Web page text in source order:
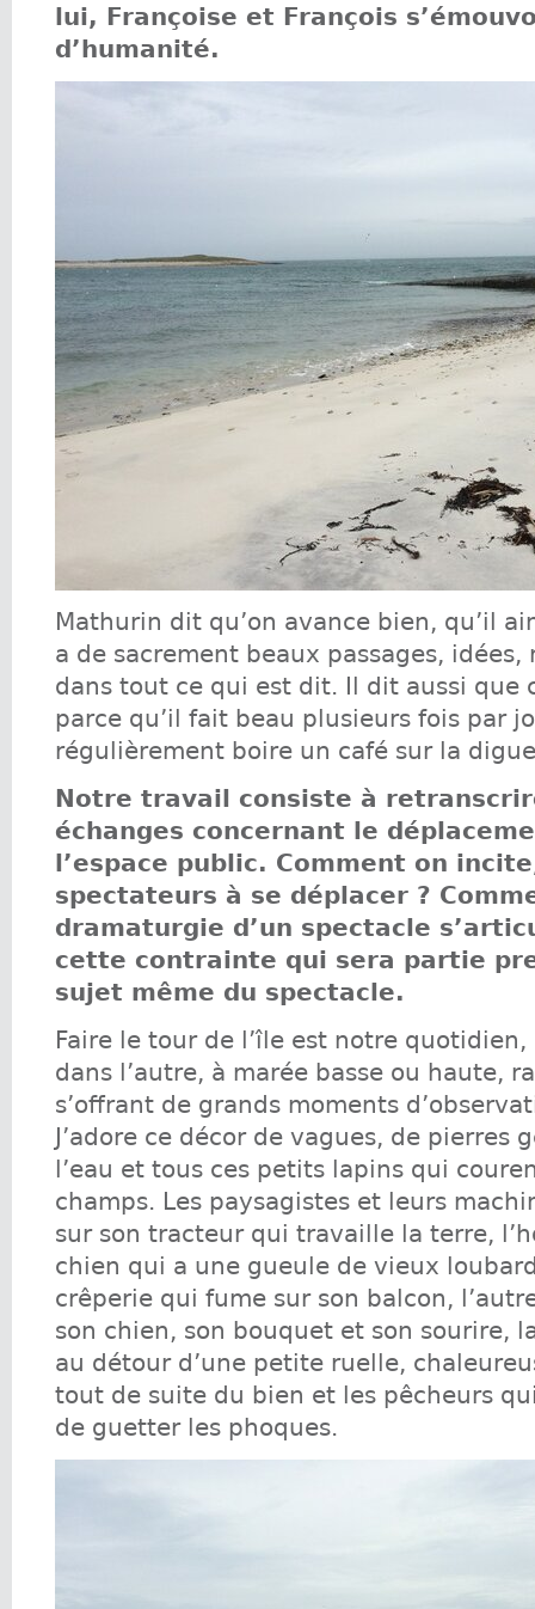
lui, Françoise et François
d’humanité.
Mathurin dit qu’on avance bien, qu’il
a de sacrement beaux passages,
dans tout ce qui est dit. Il dit aussi que
parce qu’il fait beau plusieurs fois par
régulièrement boire un café sur la
Notre travail consiste à
échanges concernant le
l’espace public. Comment on
spectateurs à se déplacer ?
dramaturgie d’un spectacle
cette contrainte qui sera partie
sujet même du spectacle.
Faire le tour de l’île est notre quotidien,
dans l’autre, à marée basse ou haute,
s’offrant de grands moments
J’adore ce décor de vagues, de pierres
l’eau et tous ces petits lapins qui
champs. Les paysagistes et leurs
sur son tracteur qui travaille la terre,
chien qui a une gueule de vieux
crêperie qui fume sur son balcon,
son chien, son bouquet et son sourire,
au détour d’une petite ruelle,
tout de suite du bien et les pêcheurs
de guetter les phoques.